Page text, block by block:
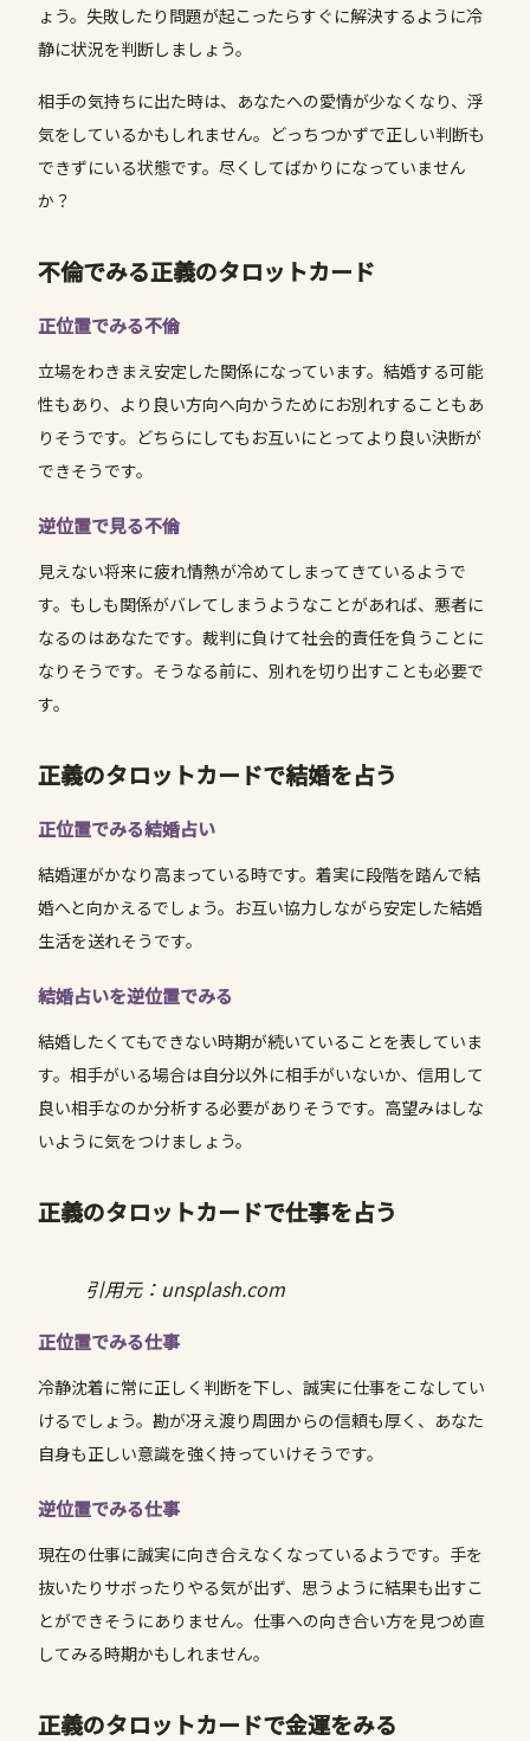
ょう。失敗したり問題が起こったらすぐに解決するように冷
静に状況を判断しましょう。
相手の気持ちに出た時は、あなたへの愛情が少なくなり、浮
気をしているかもしれません。どっちつかずで正しい判断も
できずにいる状態です。尽くしてばかりになっていません
か？
不倫でみる正義のタロットカード
正位置でみる不倫
立場をわきまえ安定した関係になっています。結婚する可能
性もあり、より良い方向へ向かうためにお別れすることもあ
りそうです。どちらにしてもお互いにとってより良い決断が
できそうです。
逆位置で見る不倫
見えない将来に疲れ情熱が冷めてしまってきているようで
す。もしも関係がバレてしまうようなことがあれば、悪者に
なるのはあなたです。裁判に負けて社会的責任を負うことに
なりそうです。そうなる前に、別れを切り出すことも必要で
す。
正義のタロットカードで結婚を占う
正位置でみる結婚占い
結婚運がかなり高まっている時です。着実に段階を踏んで結
婚へと向かえるでしょう。お互い協力しながら安定した結婚
生活を送れそうです。
結婚占いを逆位置でみる
結婚したくてもできない時期が続いていることを表していま
す。相手がいる場合は自分以外に相手がいないか、信用して
良い相手なのか分析する必要がありそうです。高望みはしな
いように気をつけましょう。
正義のタロットカードで仕事を占う
引用元：unsplash.com
正位置でみる仕事
冷静沈着に常に正しく判断を下し、誠実に仕事をこなしてい
けるでしょう。勘が冴え渡り周囲からの信頼も厚く、あなた
自身も正しい意識を強く持っていけそうです。
逆位置でみる仕事
現在の仕事に誠実に向き合えなくなっているようです。手を
抜いたりサボったりやる気が出ず、思うように結果も出すこ
とができそうにありません。仕事への向き合い方を見つめ直
してみる時期かもしれません。
正義のタロットカードで金運をみる